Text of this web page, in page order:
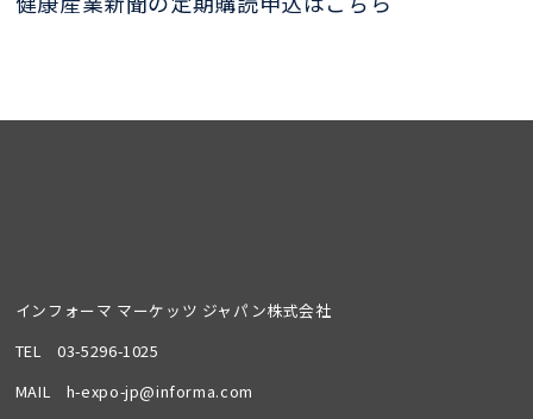
インフォーマ マーケッツ ジャパン株式会社
TEL03-5296-1025
MAIL h-expo-jp@informa.com